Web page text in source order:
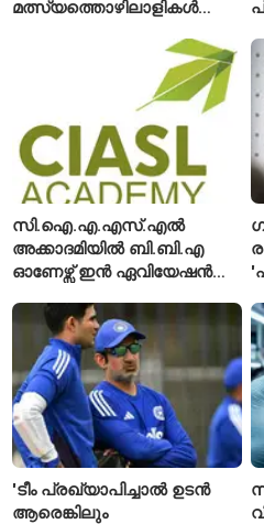
മത്സ്യത്തൊഴിലാളികൾ
കാണാതായി, 47,773 പേരെ
സി.ഐ.എ.എസ്.എൽ
അക്കാദമിയിൽ ബി.ബി.എ
ഓണേഴ്സ് ഇൻ ഏവിയേഷൻ
ഈമാസം 12 വരെ
'ടീം പ്രഖ്യാപിച്ചാൽ ഉടൻ
ആരെങ്കിലും